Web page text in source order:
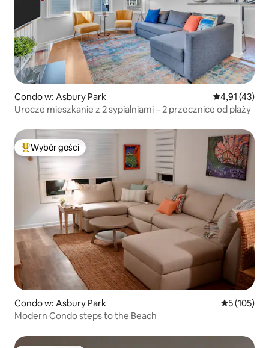
Condo w: Asbury Park Średnia
4,91 (43)
Urocze mieszkanie z 2 sypialniami – 2 przecznice od plaży
Najpopularniejsze z kategorii Wybór gości
Wybór gości
Condo w: Asbury Park Średnia
5 (105)
Modern Condo steps to the Beach